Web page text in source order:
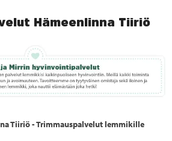
Hämeenlinna Tiiriö
Tiiriö - Trimmauspalvelut lemmikille